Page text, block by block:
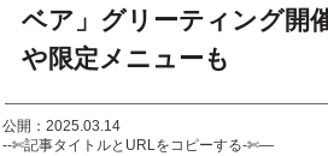
ベア」グリーティング開
や限定メニューも
公開：2025.03.14
--✄記事タイトルとURLをコピーする-✄—